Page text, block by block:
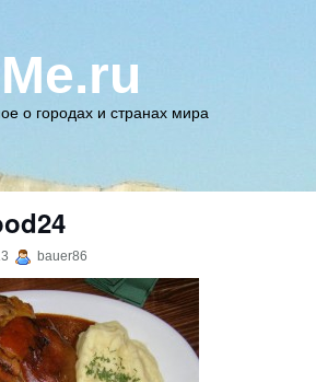
о городах и странах мира
bauer86